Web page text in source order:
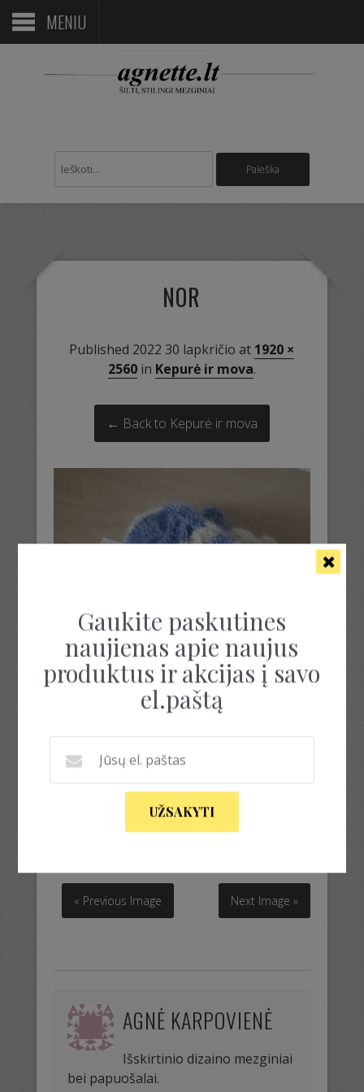
MENIU
NOR
Published 2022 30 lapkričio at 1920 ×
2560in Kepurė ir mova.
← Back to Kepurė ir mova
nor
« Previous Image Next Image »
AGNĖ KARPOVIENĖ
Išskirtinio dizaino mezginiai
bei papuošalai.
Gaukite paskutines
naujienas apie naujus
produktus ir akcijas į savo
el.paštą
UŽSAKYTI